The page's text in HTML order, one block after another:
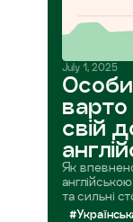
July 1, 2025
варто
свій
Як
та сильні